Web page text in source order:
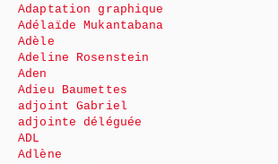
Adaptation graphique
Adélaïde Mukantabana
Adèle
Adeline Rosenstein
Aden
Adieu Baumettes
adjoint Gabriel
adjointe déléguée
ADL
Adlène